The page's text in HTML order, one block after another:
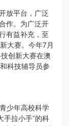
放平台，广泛
作。为广泛开
有益补充，至
大赛。今年7月
创新大赛在澳
科技辅导员参
少年高校科学
手拉小手”的科